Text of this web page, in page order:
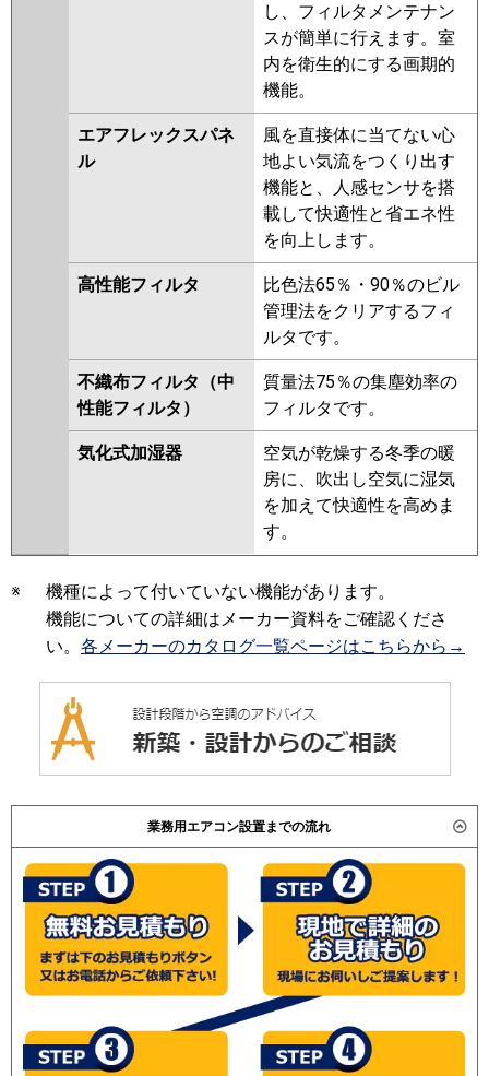
し、フィルタメンテナン
スが簡単に行えます。室
内を衛生的にする画期的
機能。
エアフレックスパネ
ル
風を直接体に当てない心
地よい気流をつくり出す
機能と、人感センサを搭
載して快適性と省エネ性
を向上します。
高性能フィルタ
比色法65％・90％のビル
管理法をクリアするフィ
ルタです。
不織布フィルタ（中
性能フィルタ）
質量法75％の集塵効率の
フィルタです。
気化式加湿器
空気が乾燥する冬季の暖
房に、吹出し空気に湿気
を加えて快適性を高めま
す。
※
機種によって付いていない機能があります。
機能についての詳細はメーカー資料をご確認くださ
い。 各メーカーのカタログ一覧ページはこちらから→
業務用エアコン設置までの流れ